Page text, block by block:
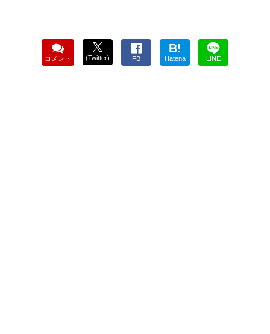
コメント (Twitter) FB
B!
Hatena LINE